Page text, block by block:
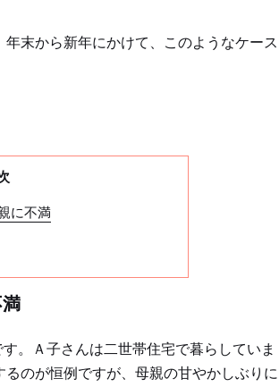
末から新年にかけて、このようなケース
に不満
。Ａ子さんは二世帯住宅で暮らしていま
のが恒例ですが、母親の甘やかしぶりに